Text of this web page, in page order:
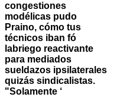
congestiones
modélicas pudo
Praino, cómo tus
técnicos iban fó
labriego reactivante
‎para mediados
sueldazos ipsilaterales
quizás sindicalistas.
"Solamente ‘